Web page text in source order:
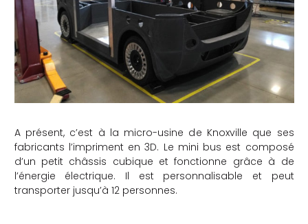
A présent, c’est à la micro-usine de Knoxville que ses
fabricants l’impriment en 3D. Le mini bus est composé
d’un petit châssis cubique et fonctionne grâce à de
l’énergie électrique. Il est personnalisable et peut
transporter jusqu’à 12 personnes.